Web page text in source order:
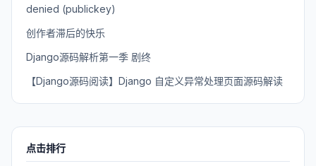
denied (publickey)
创作者滞后的快乐
Django源码解析第一季 剧终
【Django源码阅读】Django 自定义异常处理页面源码解读
点击排行